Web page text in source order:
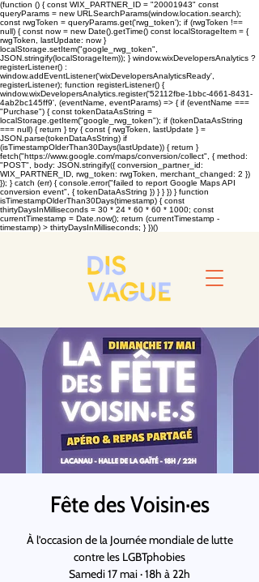
(function () { const WIX_PARTNER_ID = "20001943" const
queryParams = new URLSearchParams(window.location.search);
const rwgToken = queryParams.get('rwg_token'); if (rwgToken !==
null) { const now = new Date().getTime() const localStorageItem = {
rwgToken, lastUpdate: now }
localStorage.setItem("google_rwg_token",
JSON.stringify(localStorageItem)); } window.wixDevelopersAnalytics ?
registerListener() :
window.addEventListener('wixDevelopersAnalyticsReady',
registerListener); function registerListener() {
window.wixDevelopersAnalytics.register('52112fbe-1bbc-4661-8431-
4ab2bc145ff9', (eventName, eventParams) => { if (eventName ===
"Purchase") { const tokenDataAsString =
localStorage.getItem("google_rwg_token"); if (tokenDataAsString
=== null) { return } try { const { rwgToken, lastUpdate } =
JSON.parse(tokenDataAsString) if
(isTimestampOlderThan30Days(lastUpdate)) { return }
fetch("https://www.google.com/maps/conversion/collect", { method:
"POST", body: JSON.stringify({ conversion_partner_id:
WIX_PARTNER_ID, rwg_token: rwgToken, merchant_changed: 2 })
}); } catch (err) { console.error("failed to report Google Maps API
conversion event", { tokenDataAsString }) } } }) } function
isTimestampOlderThan30Days(timestamp) { const
thirtyDaysInMilliseconds = 30 * 24 * 60 * 60 * 1000; const
currentTimestamp = Date.now(); return (currentTimestamp -
timestamp) > thirtyDaysInMilliseconds; } })()
Fête des Voisin·es
À l’occasion de la Journée mondiale de lutte
contre les LGBTphobies
Samedi 17 mai · 18h à 22h